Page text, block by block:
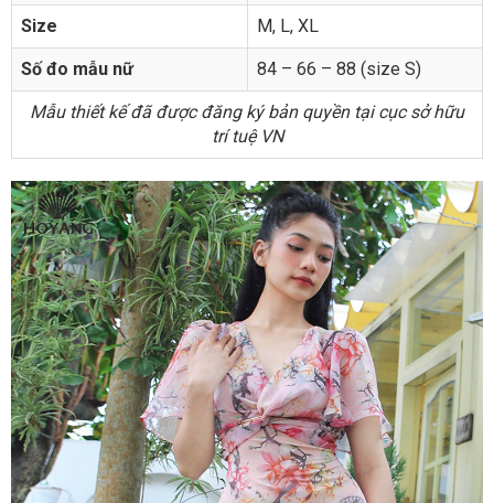
Size M, L, XL
Số đo mẫu nữ 84 – 66 – 88 (size S)
Mẫu thiết kế đã được đăng ký bản quyền tại cục sở hữu
trí tuệ VN